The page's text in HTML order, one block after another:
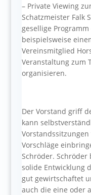
– Private Viewing
Schatzmeister Falk
gesellige
beispielsweise
Vereinsmitglied
Veranstaltung zum
organisieren.
Der Vorstand griff
kann
Vorschläge
Schröder.
solide Entwicklung
gut gewirtschaftet
auch die eine oder